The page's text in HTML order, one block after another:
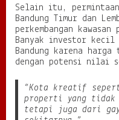
Selain itu, permintaan
Bandung Timur dan
perkembangan
Banyak investor kecil
Bandung karena
dengan potensi nilai
“Kota kreatif
properti yang tidak
tetapi juga dari